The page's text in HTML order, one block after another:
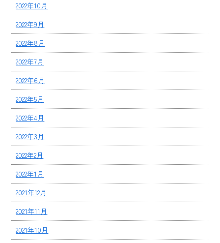
2022年10月
2022年9月
2022年8月
2022年7月
2022年6月
2022年5月
2022年4月
2022年3月
2022年2月
2022年1月
2021年12月
2021年11月
2021年10月